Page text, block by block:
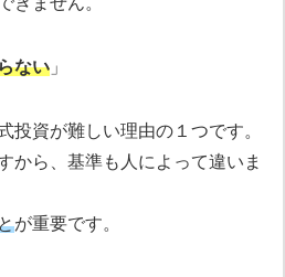
ない 」
投資が難しい理由の１つです。
から、基準も人によって違いま
が重要です。